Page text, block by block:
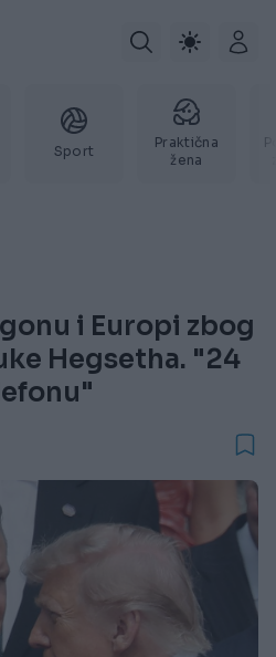
Sport
Praktična
žena
i Europi zbog
Hegsetha. "24